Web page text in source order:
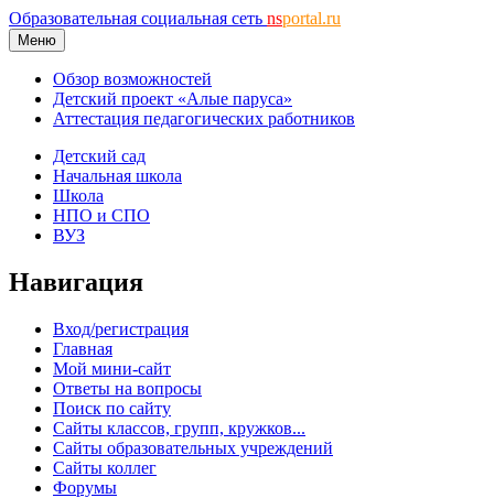
Образовательная социальная сеть nsportal.ru
Меню
Обзор возможностей
Детский проект «Алые паруса»
Аттестация педагогических работников
Детский сад
Начальная школа
Школа
НПО и СПО
ВУЗ
Навигация
Вход/регистрация
Главная
Мой мини-сайт
Ответы на вопросы
Поиск по сайту
Сайты классов, групп, кружков...
Сайты образовательных учреждений
Сайты коллег
Форумы